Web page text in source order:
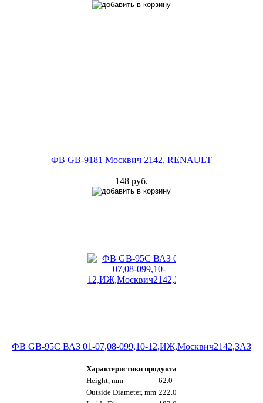
ФВ GB-9181 Москвич 2142, RENAULT
148 руб.
ФВ GB-95C ВАЗ 01-07,08-099,10-12,ИЖ,Москвич2142,ЗАЗ
Характеристики продукта
Height, mm
62.0
Outside Diameter, mm 222.0